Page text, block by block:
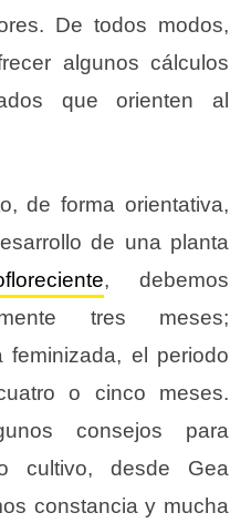
De todos modos,
algunos cálculos
que orienten al
de forma orientativa,
de una planta
, debemos
tres meses;
el periodo
o cinco meses.
consejos para
cultivo, desde Gea
constancia y mucha